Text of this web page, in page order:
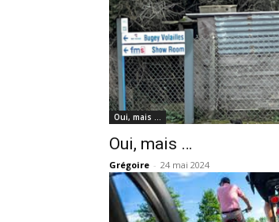
Oui, mais …
Oui, mais …
Grégoire - 24 mai 2024